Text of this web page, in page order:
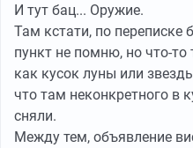
И тут бац... Оружие.
Там кстати, по переписке
пункт не помню, но что-то
как кусок луны или
что там неконкретного в
сняли.
Между тем, объявление